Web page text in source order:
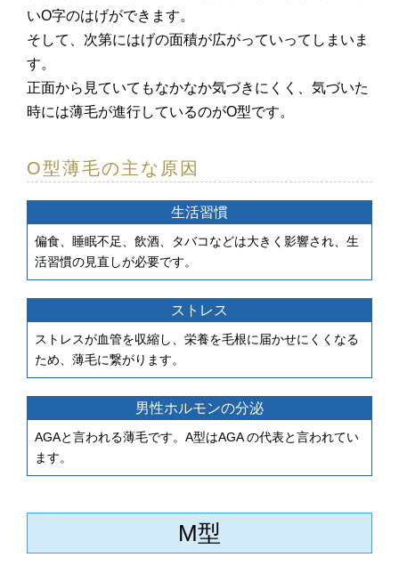
いO字のはげができます。
そして、次第にはげの面積が広がっていってしまいま
す。
正面から見ていてもなかなか気づきにくく、気づいた
時には薄毛が進行しているのがO型です。
O型薄毛の主な原因
生活習慣
偏食、睡眠不足、飲酒、タバコなどは大きく影響され、生
活習慣の見直しが必要です。
ストレス
ストレスが血管を収縮し、栄養を毛根に届かせにくくなる
ため、薄毛に繋がります。
男性ホルモンの分泌
AGAと言われる薄毛です。A型はAGA の代表と言われてい
ます。
M型